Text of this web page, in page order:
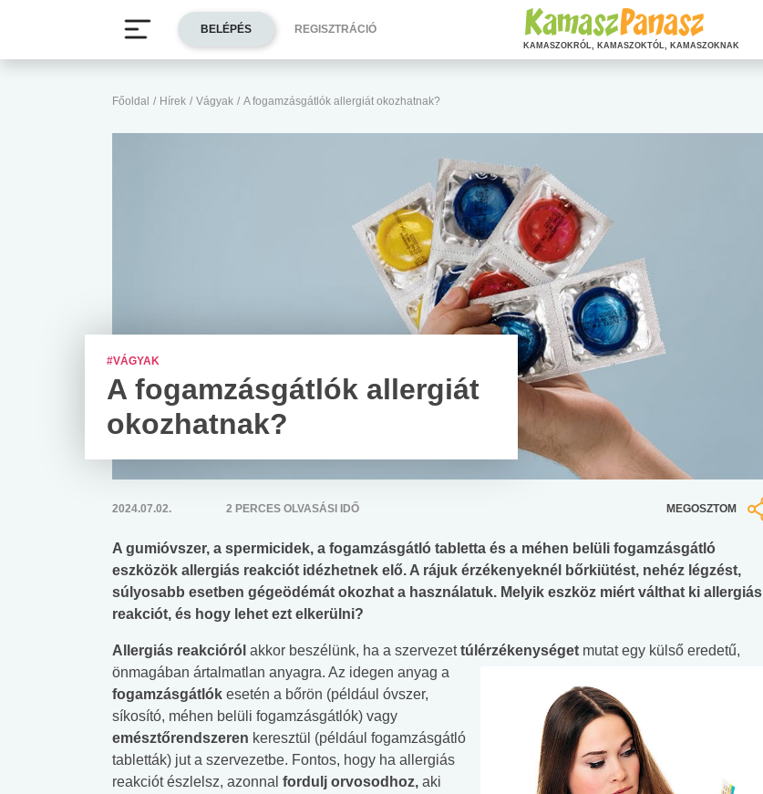
Főoldal / Hírek / Vágyak / A fogamzásgátlók allergiát okozhatnak?
#VÁGYAK
A fogamzásgátlók allergiát
okozhatnak?
2024.07.02. 2 PERCES OLVASÁSI IDŐ MEGOSZTOM
A gumióvszer, a spermicidek, a fogamzásgátló tabletta és a méhen belüli fogamzásgátló
eszközök allergiás reakciót idézhetnek elő. A rájuk érzékenyeknél bőrkiütést, nehéz légzést,
súlyosabb esetben gégeödémát okozhat a használatuk. Melyik eszköz miért válthat ki allergiás
reakciót, és hogy lehet ezt elkerülni?
Allergiás reakcióról akkor beszélünk, ha a szervezettúlérzékenységet mutat egy külső eredetű,
önmagában ártalmatlan anyagra. Az idegen anyag a
fogamzásgátlók esetén a bőrön (például óvszer,
síkosító, méhen belüli fogamzásgátlók) vagy
emésztőrendszeren keresztül (például fogamzásgátló
tabletták) jut a szervezetbe. Fontos, hogy ha allergiás
reakciót észlelsz, azonnal fordulj orvosodhoz, aki
BELÉPÉS REGISZTRÁCIÓ
KAMASZOKRÓL, KAMASZOKTÓL, KAMASZOKNAK